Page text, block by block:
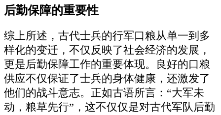
后勤保障的重要性
综上所述，古代士兵的行军口粮从单一到多
样化的变迁，不仅反映了社会经济的发展，
更是后勤保障工作的重要体现。良好的口粮
供应不仅保证了士兵的身体健康，还激发了
他们的战斗意志。正如古语所言：“大军未
动，粮草先行”，这不仅仅是对古代军队后勤